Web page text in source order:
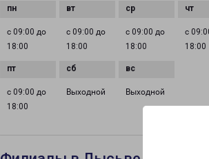
с 09:00 до
18:00
с 09:00 до
18:00
с 09:00 до
18:00
с
18:00
с 09:00 до
18:00
Выходной Выходной